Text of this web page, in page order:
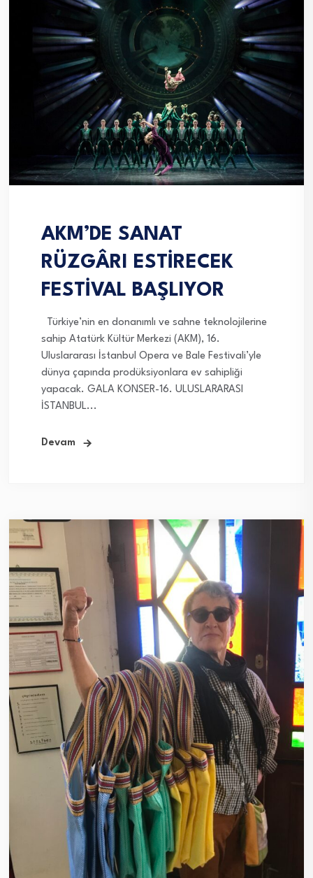
AKM’DE SANAT
RÜZGÂRI ESTİRECEK
FESTİVAL BAŞLIYOR
Türkiye’nin en donanımlı ve sahne teknolojilerine
sahip Atatürk Kültür Merkezi (AKM), 16.
Uluslararası İstanbul Opera ve Bale Festivali’yle
dünya çapında prodüksiyonlara ev sahipliği
yapacak. GALA KONSER-16. ULUSLARARASI
İSTANBUL...
Devam